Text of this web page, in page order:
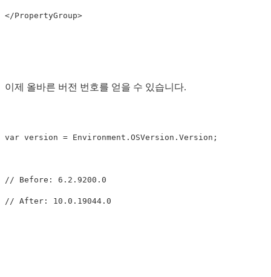
</PropertyGroup>
이제 올바른 버전 번호를 얻을 수 있습니다.
var version = Environment . OSVersion . Version ;
// Before: 6.2.9200.0
// After: 10.0.19044.0